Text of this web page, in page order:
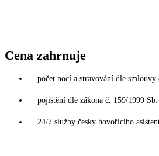
Cena zahrnuje
počet nocí a stravování dle smlouvy
pojištění dle zákona č. 159/1999 Sb.
24/7 služby česky hovořícího